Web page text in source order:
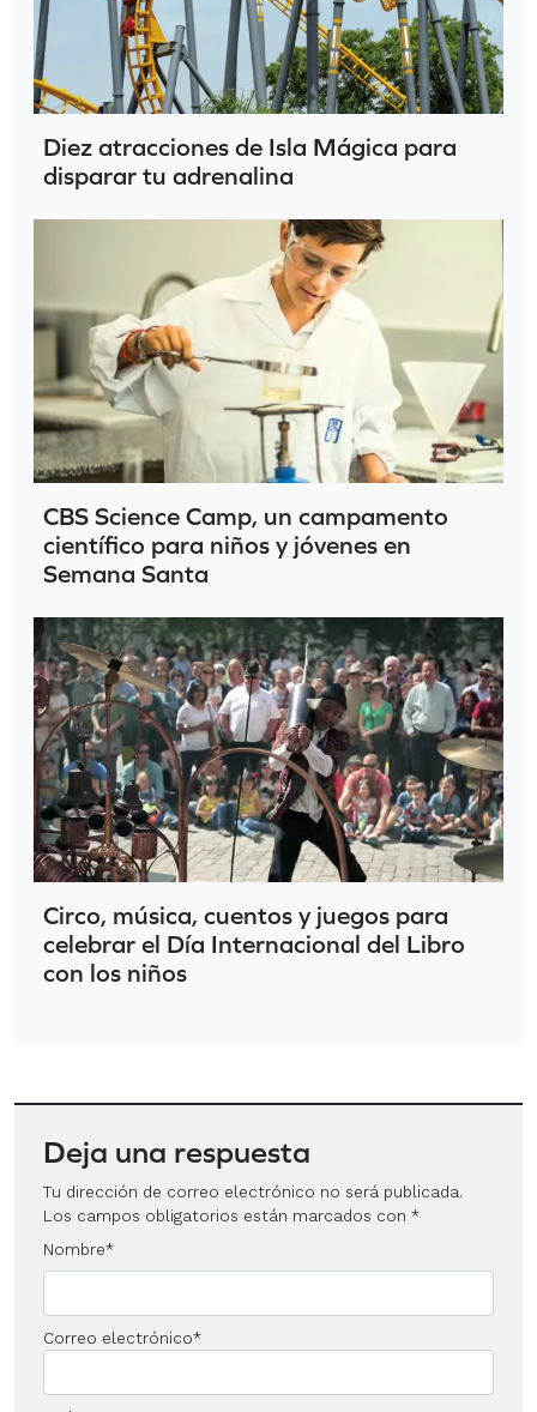
Diez atracciones de Isla Mágica para
disparar tu adrenalina
CBS Science Camp, un campamento
científico para niños y jóvenes en
Semana Santa
Circo, música, cuentos y juegos para
celebrar el Día Internacional del Libro
con los niños
Deja una respuesta
Tu dirección de correo electrónico no será publicada.
Los campos obligatorios están marcados con *
Nombre*
Correo electrónico*